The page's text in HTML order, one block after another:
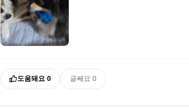
도움돼요 0 글쎄요 0